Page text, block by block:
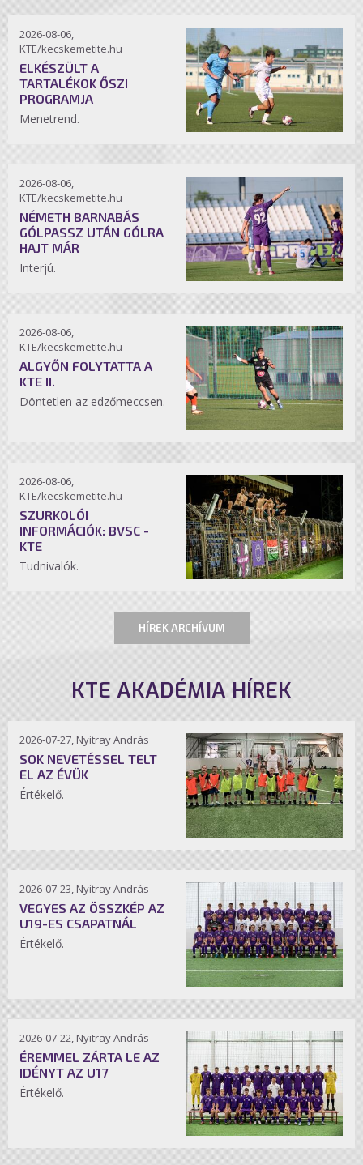
2026-08-06,
KTE/kecskemetite.hu
ELKÉSZÜLT A
TARTALÉKOK ŐSZI
PROGRAMJA
Menetrend.
2026-08-06,
KTE/kecskemetite.hu
NÉMETH BARNABÁS
GÓLPASSZ UTÁN GÓLRA
HAJT MÁR
Interjú.
2026-08-06,
KTE/kecskemetite.hu
ALGYŐN FOLYTATTA A
KTE II.
Döntetlen az edzőmeccsen.
2026-08-06,
KTE/kecskemetite.hu
SZURKOLÓI
INFORMÁCIÓK: BVSC -
KTE
Tudnivalók.
HÍREK ARCHÍVUM
KTE AKADÉMIA HÍREK
2026-07-27, Nyitray András
SOK NEVETÉSSEL TELT
EL AZ ÉVÜK
Értékelő.
2026-07-23, Nyitray András
VEGYES AZ ÖSSZKÉP AZ
U19-ES CSAPATNÁL
Értékelő.
2026-07-22, Nyitray András
ÉREMMEL ZÁRTA LE AZ
IDÉNYT AZ U17
Értékelő.